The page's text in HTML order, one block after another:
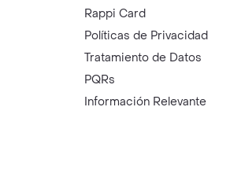
Rappi Card
Políticas de Privacidad
Tratamiento de Datos
PQRs
Información Relevante